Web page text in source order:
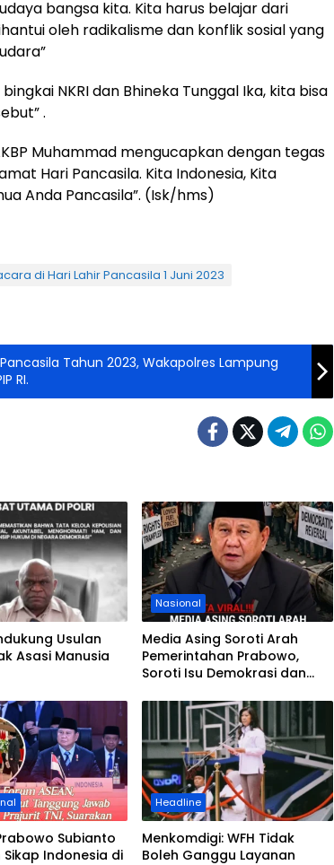
bangsa kita. Kita harus belajar dari
oleh radikalisme dan konflik sosial yang
NKRI dan Bhineka Tunggal Ika, kita bisa
.
Muhammad mengucapkan dengan tegas
Hari Pancasila. Kita Indonesia, Kita
Anda Pancasila”. (Isk/hms)
di Hari Lahir Pancasila 1 Juni 2023
Tahun 2023, Wakapolres Lampung
RI.
Usulan
Asasi Manusia
Nasional
Media Asing Soroti Arah
Pemerintahan Prabowo,
Soroti Isu Demokrasi dan
Subianto
Indonesia di
Headline
Menkomdigi: WFH Tidak
Boleh Ganggu Layanan